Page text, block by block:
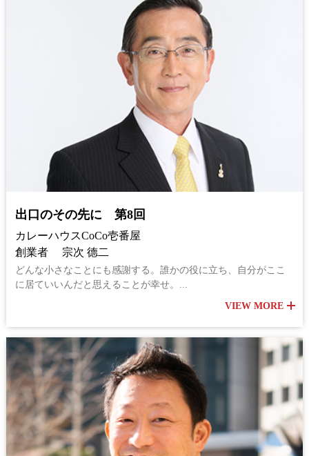
出口のその先に 第8回
カレーハウスCoCo壱番屋
創業者 宗次 德二
どんな小さなことにも感謝する。誰かの役に立ち、自分がここ
に居ていいんだと思えることが幸せ。...
VIEW MORE